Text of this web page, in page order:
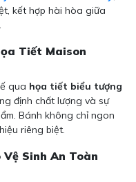
kết hợp hài hòa giữa
Tiết Maison
qua họa tiết biểu tượng
định chất lượng và sự
Bánh không chỉ ngon
riêng biệt.
Sinh An Toàn